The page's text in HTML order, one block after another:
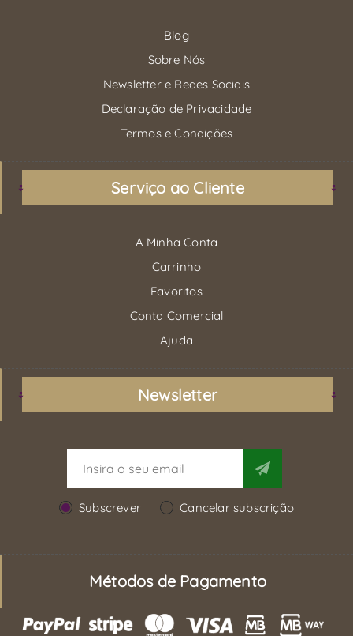
Blog
Sobre Nós
Newsletter e Redes Sociais
Declaração de Privacidade
Termos e Condições
Serviço ao Cliente
A Minha Conta
Carrinho
Favoritos
Conta Comercial
Ajuda
Newsletter
Subscrever Cancelar subscrição
Métodos de Pagamento